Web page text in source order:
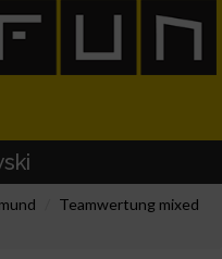
Teamwertung mixed